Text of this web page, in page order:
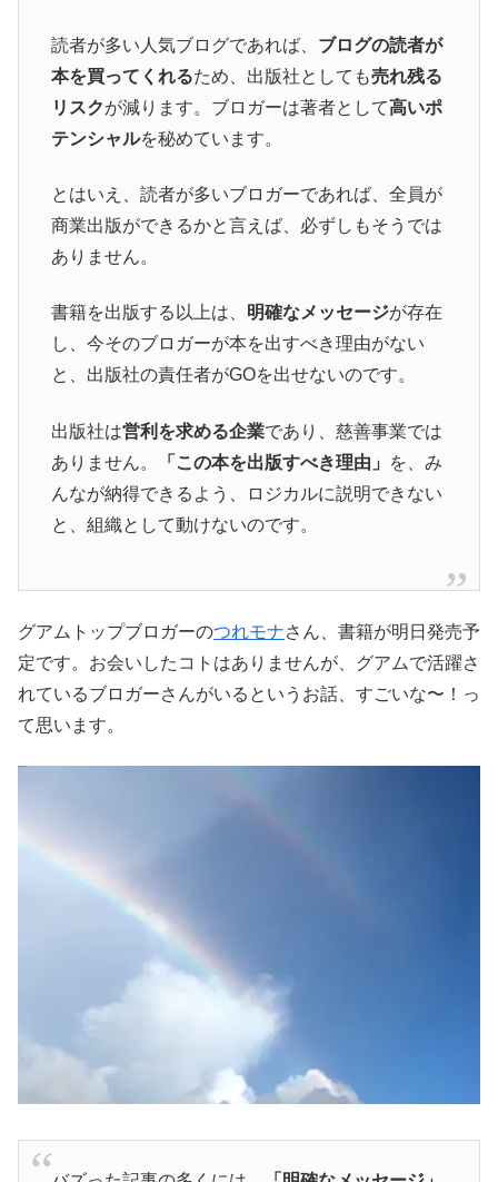
読者が多い人気ブログであれば、 ブログの読者が
本を買ってくれるため、出版社としても売れ残る
リスクが減ります。ブロガーは著者として高いポ
テンシャルを秘めています。
とはいえ、読者が多いブロガーであれば、全員が
商業出版ができるかと言えば、必ずしもそうでは
ありません。
書籍を出版する以上は、 明確なメッセージが存在
し、今そのブロガーが本を出すべき理由がない
と、出版社の責任者がGOを出せないのです。
出版社は営利を求める企業であり、慈善事業では
ありません。
「この本を出版すべき理由」
を、み
んなが納得できるよう、ロジカルに説明できない
と、組織として動けないのです。
グアムトップブロガーのつれモナさん、書籍が明日発売予
定です。お会いしたコトはありませんが、グアムで活躍さ
れているブロガーさんがいるというお話、すごいな〜！っ
て思います。